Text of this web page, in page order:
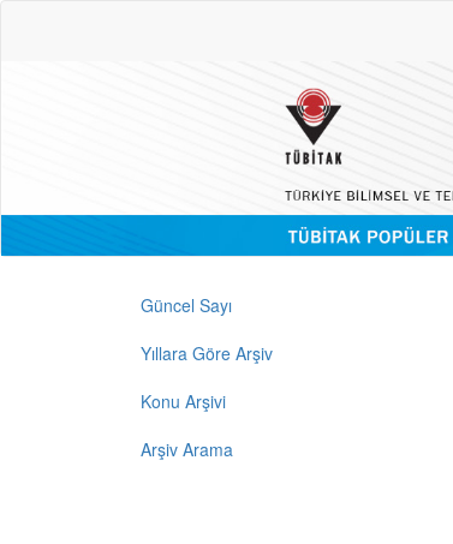
Güncel Sayı
Yıllara Göre Arşiv
Konu Arşivi
Arşiv Arama